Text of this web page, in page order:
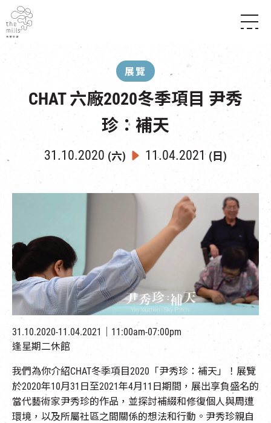
媒體中心
南豐店堂
商店
所有活動
展覽
導賞團
活化與保育
走進南豐紗廠
CHAT六廠
停車場
NF TOUCH
EN|簡
展覽
CHAT 六廠2020冬季項目 尹秀
珍：補天
31.10.2020 (六) 11.04.2021 (日)
31.10.2020-11.04.2021｜11:00am-07:00pm
逢星期二休館
我們為你介紹CHAT冬季項目2020「尹秀珍：補天」！展覽
於2020年10月31日至2021年4月11日期間，展出享負盛名的
當代藝術家尹秀珍的作品，並探討補綴和修復個人與周遭
環境，以及所屬社區之間關係的想法和行動。尹秀珍親自